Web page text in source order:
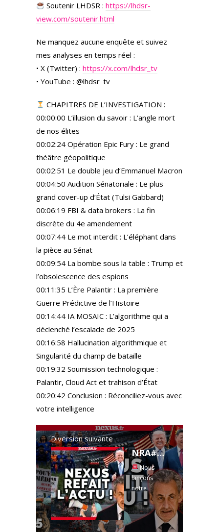
Soutenir LHDSR :https://lhdsr-
view.com/soutenir.html
Ne manquez aucune enquête et suivez
mes analyses en temps réel :
• X (Twitter) : https://x.com/lhdsr_tv
• YouTube : @lhdsr_tv
CHAPITRES DE L’INVESTIGATION :
00:00:00 L’illusion du savoir : L’angle mort
de nos élites
00:02:24 Opération Epic Fury : Le grand
théâtre géopolitique
00:02:51 Le double jeu d’Emmanuel Macron
00:04:50 Audition Sénatoriale : Le plus
grand cover-up d’État (Tulsi Gabbard)
00:06:19 FBI & data brokers : La fin
discrète du 4e amendement
00:07:44 Le mot interdit : L’éléphant dans
la pièce au Sénat
00:09:54 La bombe sous la table : Trump et
l’obsolescence des espions
00:11:35 L’Ère Palantir : La première
Guerre Prédictive de l’Histoire
00:14:44 IA MOSAIC : L’algorithme qui a
déclenché l’escalade de 2025
00:16:58 Hallucination algorithmique et
Singularité du champ de bataille
00:19:32 Soumission technologique :
Palantir, Cloud Act et trahison d’État
00:20:42 Conclusion : Réconciliez-vous avec
votre intelligence
Diversion suivante
NRA#85 : Sarkozy, Trump, Hantavirus, Radio Nova, Le Crayon ft. Pr. Perronne & C. Frammery
Nous
lançons
notre
premier
FESTIVAL
NEXUS qui se
déroulera